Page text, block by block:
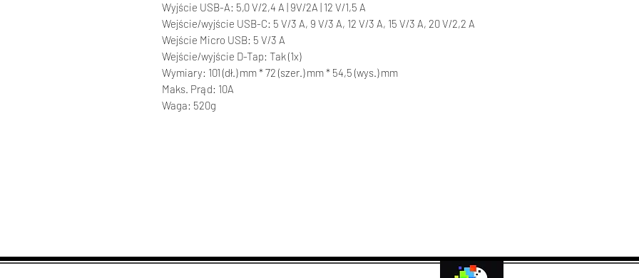
Wyjście USB-A: 5,0 V/2,4 A | 9V/2A | 12 V/1,5 A
Wejście/wyjście USB-C: 5 V/3 A, 9 V/3 A, 12 V/3 A, 15 V/3 A, 20 V/2,2 A
Wejście Micro USB: 5 V/3 A
Wejście/wyjście D-Tap: Tak (1x)
Wymiary: 101 (dł.) mm * 72 (szer.) mm * 54,5 (wys.) mm
Maks. Prąd: 10A
Waga: 520g